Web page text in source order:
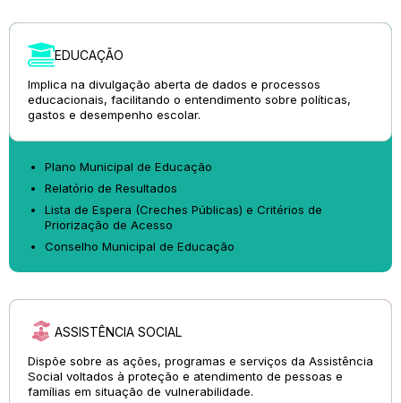
EDUCAÇÃO
Implica na divulgação aberta de dados e processos
educacionais, facilitando o entendimento sobre políticas,
gastos e desempenho escolar.
Plano Municipal de Educação
Relatório de Resultados
Lista de Espera (Creches Públicas) e Critérios de
Priorização de Acesso
Conselho Municipal de Educação
ASSISTÊNCIA SOCIAL
Dispõe sobre as ações, programas e serviços da Assistência
Social voltados à proteção e atendimento de pessoas e
famílias em situação de vulnerabilidade.